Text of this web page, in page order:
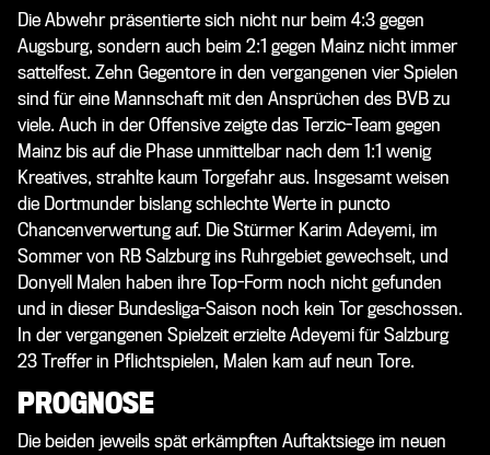
Die Abwehr präsentierte sich nicht nur beim 4:3 gegen
Augsburg, sondern auch beim 2:1 gegen Mainz nicht immer
sattelfest. Zehn Gegentore in den vergangenen vier Spielen
sind für eine Mannschaft mit den Ansprüchen des BVB zu
viele. Auch in der Offensive zeigte das Terzic-Team gegen
Mainz bis auf die Phase unmittelbar nach dem 1:1 wenig
Kreatives, strahlte kaum Torgefahr aus. Insgesamt weisen
die Dortmunder bislang schlechte Werte in puncto
Chancenverwertung auf. Die Stürmer Karim Adeyemi, im
Sommer von RB Salzburg ins Ruhrgebiet gewechselt, und
Donyell Malen haben ihre Top-Form noch nicht gefunden
und in dieser Bundesliga-Saison noch kein Tor geschossen.
In der vergangenen Spielzeit erzielte Adeyemi für Salzburg
23 Treffer in Pflichtspielen, Malen kam auf neun Tore.
PROGNOSE
Die beiden jeweils spät erkämpften Auftaktsiege im neuen